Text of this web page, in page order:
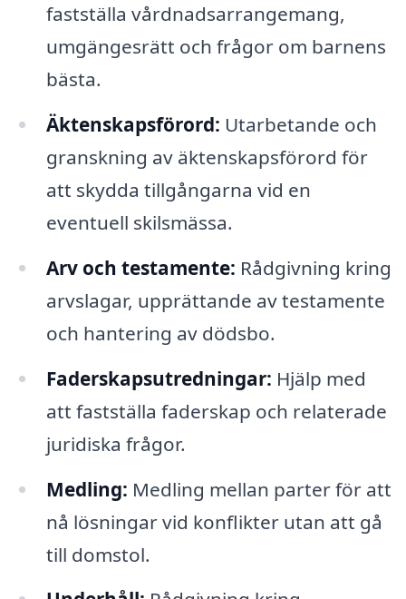
fastställa vårdnadsarrangemang,
umgängesrätt och frågor om barnens
bästa.
Äktenskapsförord: Utarbetande och
granskning av äktenskapsförord för
att skydda tillgångarna vid en
eventuell skilsmässa.
Arv och testamente: Rådgivning kring
arvslagar, upprättande av testamente
och hantering av dödsbo.
Faderskapsutredningar: Hjälp med
att fastställa faderskap och relaterade
juridiska frågor.
Medling: Medling mellan parter för att
nå lösningar vid konflikter utan att gå
till domstol.